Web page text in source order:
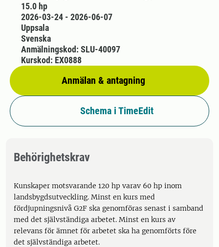
15.0 hp
2026-03-24 - 2026-06-07
Uppsala
Svenska
Anmälan & antagning
Anmälningskod: SLU-40097
Kurskod: EX0888
Schema i TimeEdit
Behörighetskrav
Kunskaper motsvarande 120 hp varav 60 hp inom
landsbygdsutveckling. Minst en kurs med
fördjupningsnivå G2F ska genomföras senast i samband
med det självständiga arbetet. Minst en kurs av
relevans för ämnet för arbetet ska ha genomförts före
det självständiga arbetet.